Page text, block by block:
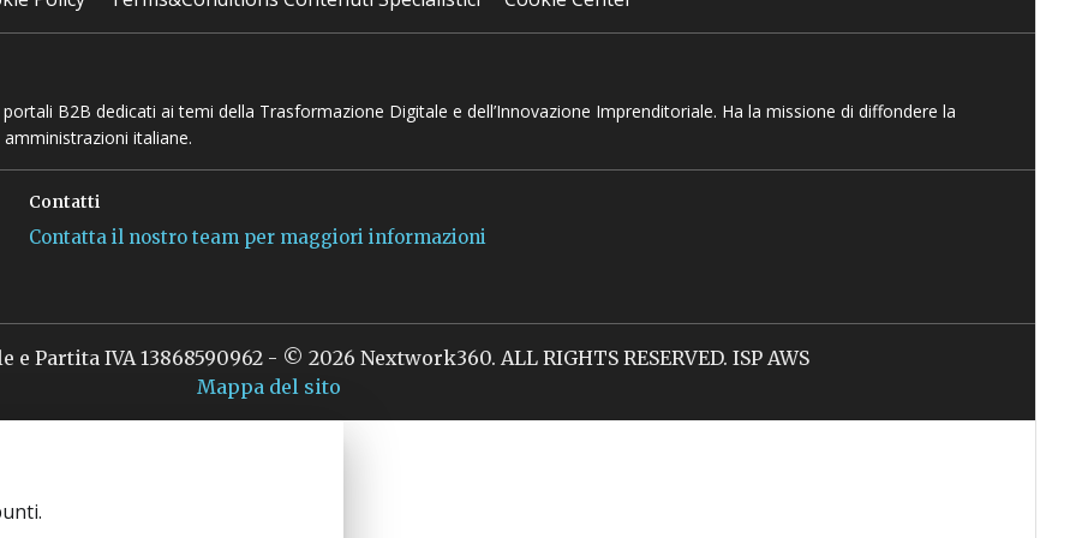
B2B dedicati ai temi della Trasformazione Digitale e dell’Innovazione Imprenditoriale. Ha la missione di diffondere la
italiane.
Contatti
Contatta il nostro team per maggiori informazioni
Partita IVA 13868590962 - © 2026 Nextwork360. ALL RIGHTS RESERVED. ISP AWS
Mappa del sito